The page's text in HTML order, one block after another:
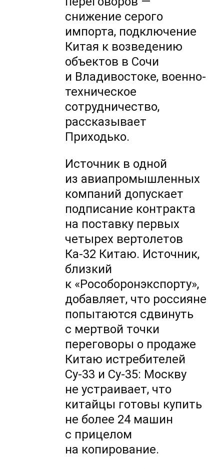
снижение серого
импорта, подключение
Китая к возведению
объектов в Сочи
и Владивостоке, военно-
техническое
сотрудничество,
рассказывает
Приходько.
Источник в одной
из авиапромышленных
компаний допускает
подписание контракта
на поставку первых
четырех вертолетов
Ка-32 Китаю. Источник,
близкий
к «Рособоронэкспорту»,
добавляет, что россияне
попытаются сдвинуть
с мертвой точки
переговоры о продаже
Китаю истребителей
Су-33 и Су-35: Москву
не устраивает, что
китайцы готовы купить
не более 24 машин
с прицелом
на копирование.